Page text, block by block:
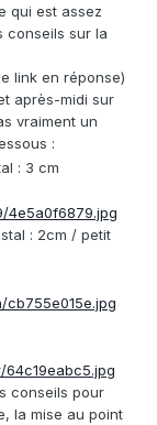
qui est assez
conseils sur la
link en réponse)
après-midi sur
vraiment un
:
: 3 cm
4e5a0f6879.jpg
: 2cm / petit
conseils pour
la mise au point